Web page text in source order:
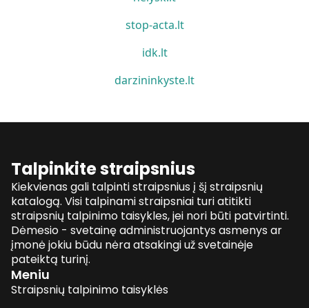
stop-acta.lt
idk.lt
darzininkyste.lt
Talpinkite straipsnius
Kiekvienas gali talpinti straipsnius į šį straipsnių
katalogą. Visi talpinami straipsniai turi atitikti
straipsnių talpinimo taisykles, jei nori būti patvirtinti.
Dėmesio - svetainę administruojantys asmenys ar
įmonė jokiu būdu nėra atsakingi už svetainėje
pateiktą turinį.
Meniu
Straipsnių talpinimo taisyklės